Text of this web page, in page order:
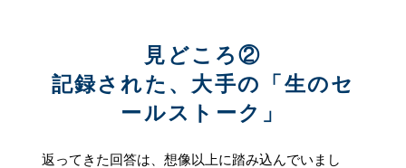
見どころ②
記録された、大手の「生のセ
ールストーク」
返ってきた回答は、想像以上に踏み込んでいまし